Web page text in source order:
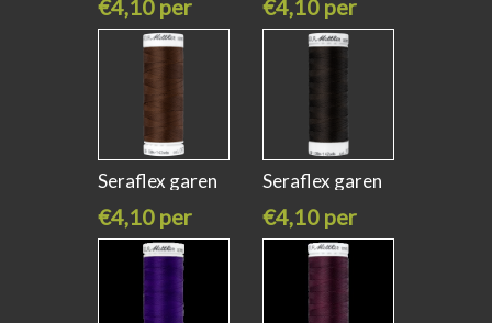
€4,10 per
stuk
€4,10 per
stuk
Seraflex garen
€4,10 per
stuk
Seraflex garen
€4,10 per
stuk